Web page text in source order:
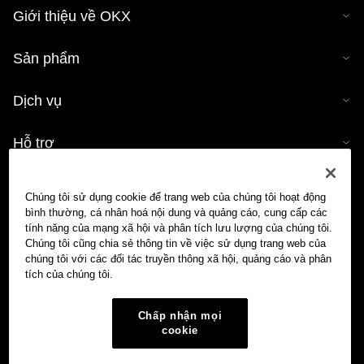
Giới thiệu về OKX
Sản phẩm
Dịch vụ
Hỗ trợ
Công cụ tính tiền mã hóa
Giao dịch
Chúng tôi sử dụng cookie để trang web của chúng tôi hoạt động
bình thường, cá nhân hoá nội dung và quảng cáo, cung cấp các
tính năng của mạng xã hội và phân tích lưu lượng của chúng tôi.
Chúng tôi cũng chia sẻ thông tin về việc sử dụng trang web của
chúng tôi với các đối tác truyền thông xã hội, quảng cáo và phân
tích của chúng tôi.
Chấp nhận mọi
cookie